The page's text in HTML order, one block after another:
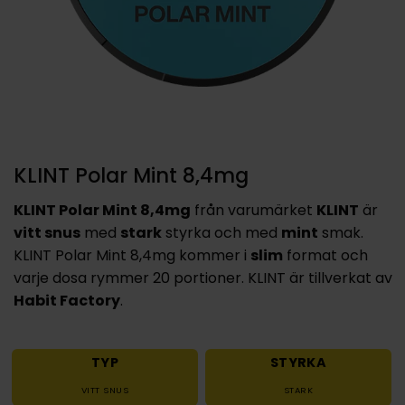
KLINT Polar Mint 8,4mg
KLINT Polar Mint 8,4mg från varumärket KLINT är
vitt snus med stark styrka och med mint smak.
KLINT Polar Mint 8,4mg kommer i slim format och
varje dosa rymmer 20 portioner. KLINT är tillverkat av
Habit Factory.
TYP
VITT SNUS
STYRKA
STARK